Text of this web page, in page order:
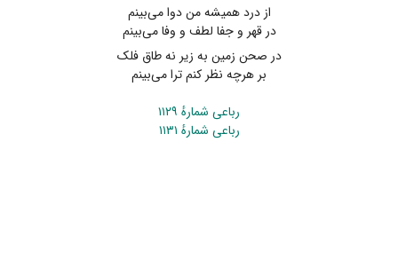
از درد همیشه من دوا می‌بینم
در قهر و جفا لطف و وفا می‌بینم
در صحن زمین به زیر نه طاق فلک
بر هرچه نظر کنم ترا می‌بینم
رباعی شمارهٔ ۱۱۲۹
رباعی شمارهٔ ۱۱۳۱